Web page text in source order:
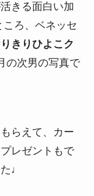
きる面白い加
ろ、ベネッセ
りきりひよこク
の次男の写真で
らえて、カー
レゼントもで
♩